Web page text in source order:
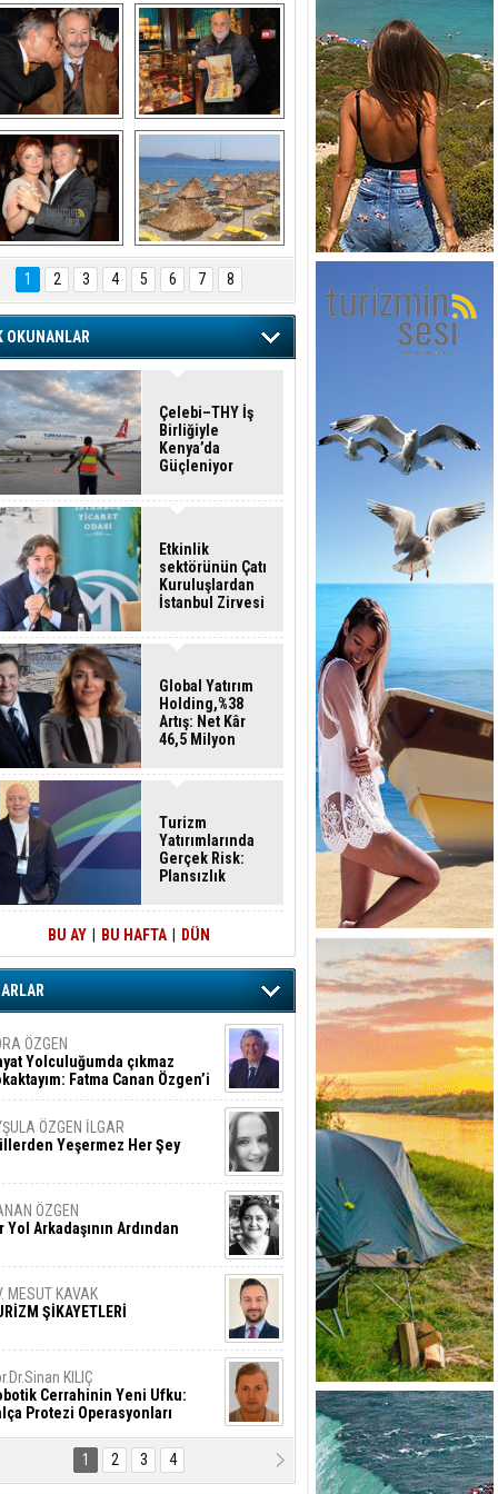
ULUSOY ve
BAĞLIKAYA
Avni Ongurlar ile
DEDEMAN
TATİL
1
2 3 4 5 6 7 8
OKUNANLAR
Çelebi–THY İş
Birliğiyle
Kenya’da
Güçleniyor
Etkinlik
sektörünün Çatı
Kuruluşlardan
İstanbul Zirvesi
Global Yatırım
Holding,%38
Artış: Net Kâr
46,5 Milyon
Turizm
Yatırımlarında
Gerçek Risk:
Plansızlık
BU AY BU HAFTA DÜN
ÖZGEN
Yolculuğumda çıkmaz
Fatma Canan Özgen’i
ÖZGEN İLGAR
Yeşermez Her Şey
ÖZGEN
Yol Arkadaşının Ardından
MESUT KAVAK
ŞİKAYETLERİ
KILIÇ
Cerrahinin Yeni Ufku:
Protezi Operasyonları
BAŞAN
Şaşırmayacağız
1 2 3 4